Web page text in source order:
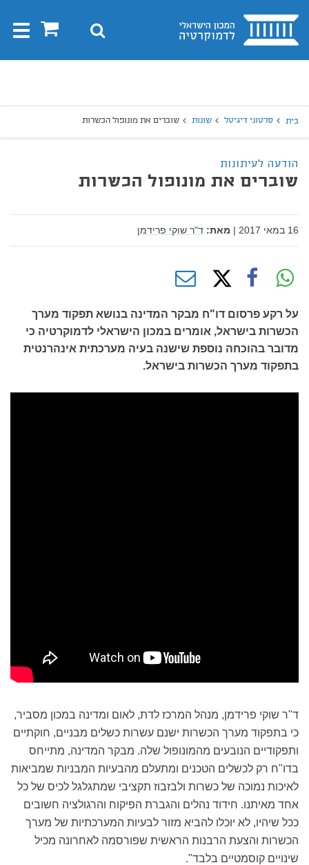
בית 0 חיפוש
בית סרטוני דיגיטל שונות שוברים את מונופול הכשרות
הודעה לעיתונות
שוברים את מונופול הכשרות
16 במאי 2017 | מאת: ד"ר שוקי פרידמן
על רקע פרסום דו"ח מבקר המדינה בנושא תפקוד מערך
הכשרות בישראל, אומרים במכון הישראלי לדמוקרטיה כי
מדובר בהוכחה נוספת שישנה בעיה מערכתית אינהרנטית
בתפקוד מערך הכשרות בישראל.
ד"ר שוקי פרידמן, מנהל המרכז לדת, לאום ומדינה במכון מסביר,
כי בתפקוד מערך הכשרות ישנם עשרות כשלים מבניים, חוקתיים
ותפקודיים הנובעים מהמונופול שלה. מבקר המדינה, מתייחס
בדו"ח רק לכשלים הטכנים ומתעלם מהבעיות המבניות שמביאות
לאיכות נמוכה של כשרות ולבזבוז תקציבי שמתגלגל לכיס של כל
אחד מאיתנו. חידוד נהלים והגברת הפיקוח והרגולציה חשובים
ככל שיהיו, לא יוכלו להביא מזור לבעיות המערכתיות של מערך
הכשרות והצעת הרבנות הראשית שפורסמה לאחרונה מכיל
שינויים קוסמטיים בלבד".